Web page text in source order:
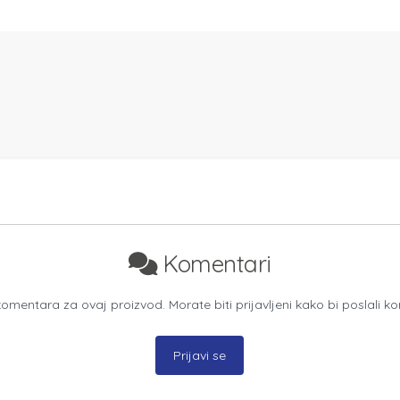
Komentari
za ovaj proizvod. Morate biti prijavljeni kako bi poslali
Prijavi se